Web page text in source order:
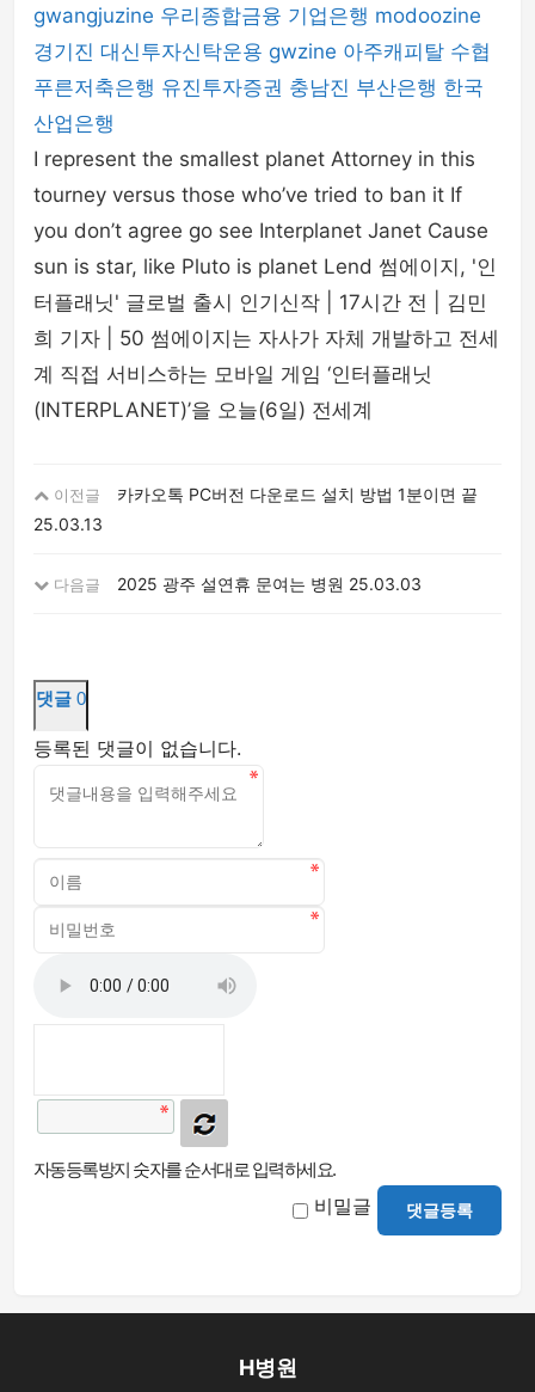
gwangjuzine 우리종합금융 기업은행 modoozine
경기진 대신투자신탁운용 gwzine 아주캐피탈 수협
푸른저축은행 유진투자증권 충남진 부산은행 한국
산업은행
I represent the smallest planet Attorney in this
tourney versus those who’ve tried to ban it If
you don’t agree go see Interplanet Janet Cause
sun is star, like Pluto is planet Lend 썸에이지, '인
터플래닛' 글로벌 출시 인기신작 | 17시간 전 | 김민
희 기자 | 50 썸에이지는 자사가 자체 개발하고 전세
계 직접 서비스하는 모바일 게임 ‘인터플래닛
(INTERPLANET)’을 오늘(6일) 전세계
이전글
카카오톡 PC버전 다운로드 설치 방법 1분이면 끝
25.03.13
다음글 2025 광주 설연휴 문여는 병원 25.03.03
댓글 0
등록된 댓글이 없습니다.
자동등록방지 숫자를 순서대로 입력하세요.
비밀글 댓글등록
H병원